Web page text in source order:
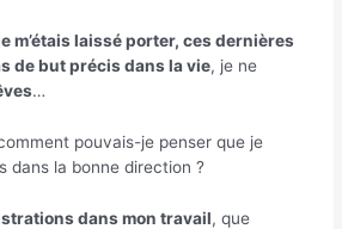
m’étais laissé porter, ces dernières
de but précis dans la vie, je ne
…
pouvais-je penser que je
dans la bonne direction ?
dans mon travail, que